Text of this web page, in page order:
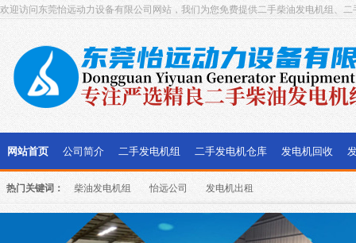
欢迎访问东莞怡远动力设备有限公司网站，我们为您免费提供二手柴油发电机组、
网站首页 公司简介 二手发电机组 二手发电机仓库 发电机回收
热门关键词： 柴油发电机组 怡远公司 发电机出租